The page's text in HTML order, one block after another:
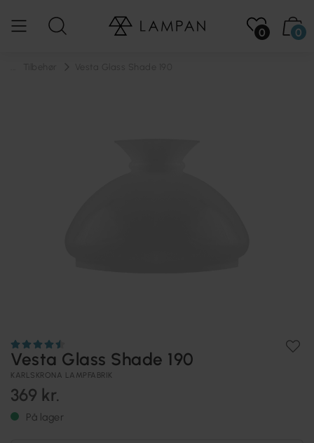
0 0
Vesta Glass Shade 190
KARLSKRONA LAMPFABRIK
369 kr.
På lager